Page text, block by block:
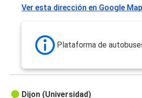
Ver esta dirección en Google
Plataforma de
Dijon (Universidad)